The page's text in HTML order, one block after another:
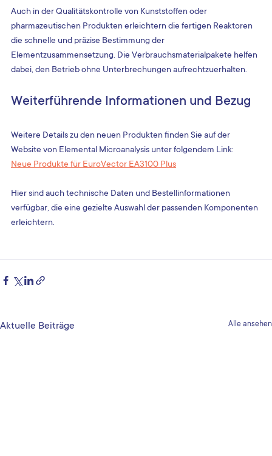
Auch in der Qualitätskontrolle von Kunststoffen oder
pharmazeutischen Produkten erleichtern die fertigen Reaktoren
die schnelle und präzise Bestimmung der
Elementzusammensetzung. Die Verbrauchsmaterialpakete helfen
dabei, den Betrieb ohne Unterbrechungen aufrechtzuerhalten.
Weiterführende Informationen und Bezug
Weitere Details zu den neuen Produkten finden Sie auf der
Website von Elemental Microanalysis unter folgendem Link:
Neue Produkte für EuroVector EA3100 Plus
Hier sind auch technische Daten und Bestellinformationen
verfügbar, die eine gezielte Auswahl der passenden Komponenten
erleichtern.
Aktuelle Beiträge Alle ansehen